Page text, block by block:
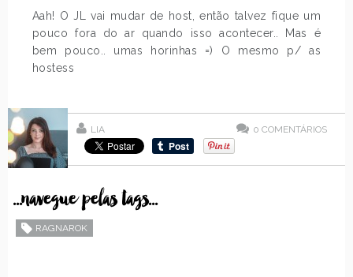
Aah! O JL vai mudar de host, então talvez fique um
pouco fora do ar quando isso acontecer.. Mas é
bem pouco.. umas horinhas =) O mesmo p/ as
hostess
LIA 0 COMENTÁRIOS
...navegue pelas tags...
RAGNAROK